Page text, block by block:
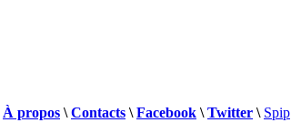
À propos \Contacts \Facebook \Twitter \ Spip